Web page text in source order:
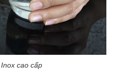
cao cấp